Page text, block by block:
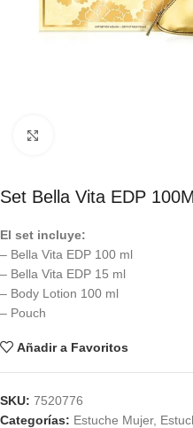
Set Bella Vita EDP
El set incluye:
– Bella Vita EDP 100 ml
– Bella Vita EDP 15 ml
– Body Lotion 100 ml
– Pouch
Añadir a Favoritos
SKU: 7520776
Categorías: Estuche Mujer,